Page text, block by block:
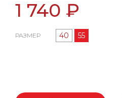
1 740 ₽
РАЗМЕР 40 55